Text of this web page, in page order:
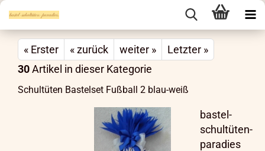
« Erster « zurück weiter »
Letzter »
30Artikel in dieser Kategorie
Schultüten Bastelset Fußball 2 blau-weiß
bastel-
schultüten-
paradies